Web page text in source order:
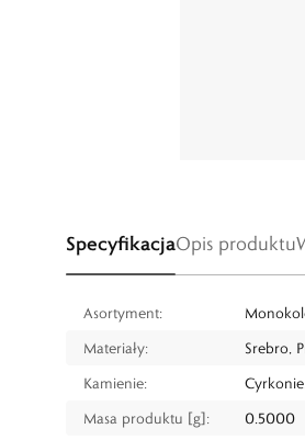
SpecyfikacjaOpis produktu
Asortyment:
Materiały:
Srebro,
Kamienie:
Masa produktu [g]:
0.5000